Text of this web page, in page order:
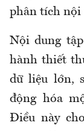
phân tích nội
Nội dung
hành thiết
dữ liệu lớn,
động hóa
Điều này